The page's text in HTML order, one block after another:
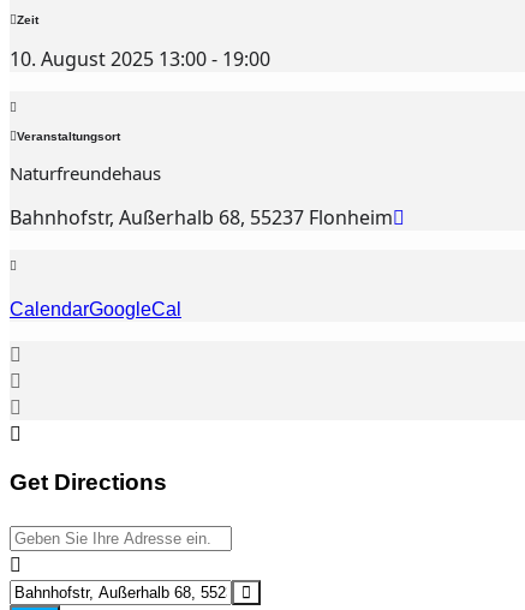
Zeit
10. August 2025 13:00 - 19:00
Veranstaltungsort
Naturfreundehaus
Bahnhofstr, Außerhalb 68, 55237 Flonheim
CalendarGoogleCal
Get Directions
Address - Naturfreundehaus geöffnet! []
Destination Address - Naturfreundehaus geöffnet! []